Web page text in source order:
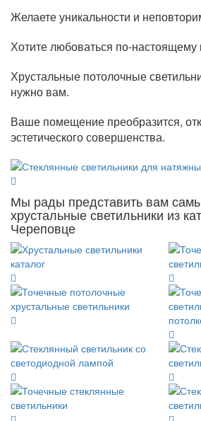
Желаете уникальности и
Хотите любоваться по-
Хрустальные потолочные
нужно вам.
Ваше помещение преобразится,
эстетического совершенства.
Мы рады представить вам
хрустальные светильники из
Череповце